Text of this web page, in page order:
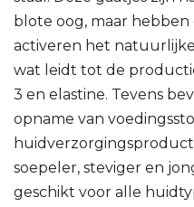
blote oog, maar
activeren het
wat leidt tot de
3 en elastine. Tevens
opname van
soepeler, steviger en
geschikt voor alle